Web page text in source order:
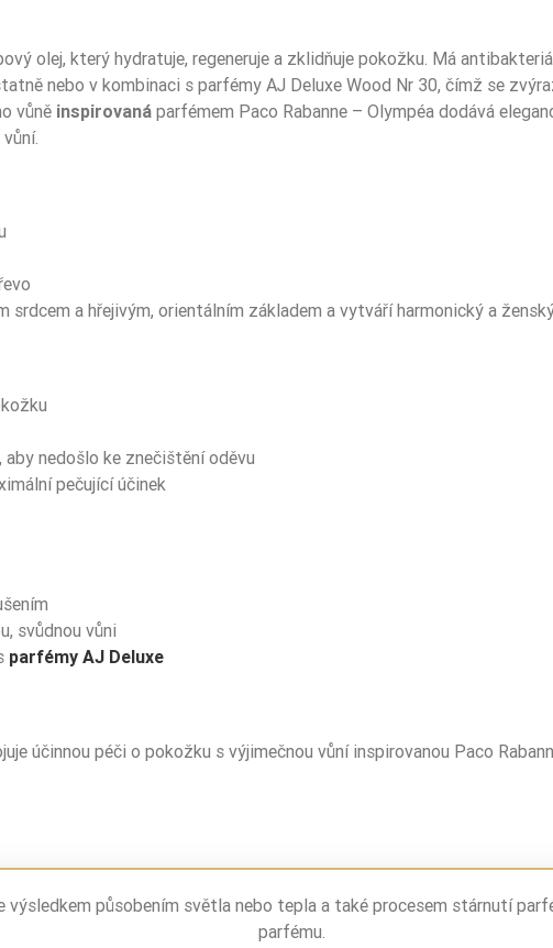
olej, který hydratuje, regeneruje a zklidňuje pokožku. Má
nebo v kombinaci s parfémy AJ Deluxe Wood Nr 30, čímž se
vůně inspirovaná parfémem Paco Rabanne – Olympéa dodává
a hřejivým, orientálním základem a vytváří harmonický a
nedošlo ke znečištění oděvu
pečující účinek
svůdnou vůni
parfémy AJ Deluxe
účinnou péči o pokožku s výjimečnou vůní inspirovanou Paco
5906826237482
výsledkem působením světla nebo tepla a také procesem stárnutí
parfému.